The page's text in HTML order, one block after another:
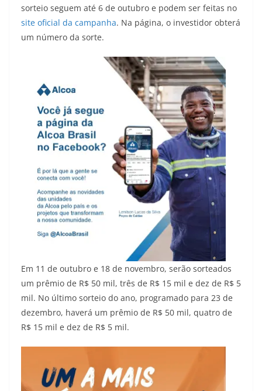
sorteio seguem até 6 de outubro e podem ser feitas no
site oficial da campanha. Na página, o investidor obterá
um número da sorte.
Em 11 de outubro e 18 de novembro, serão sorteados
um prêmio de R$ 50 mil, três de R$ 15 mil e dez de R$ 5
mil. No último sorteio do ano, programado para 23 de
dezembro, haverá um prêmio de R$ 50 mil, quatro de
R$ 15 mil e dez de R$ 5 mil.